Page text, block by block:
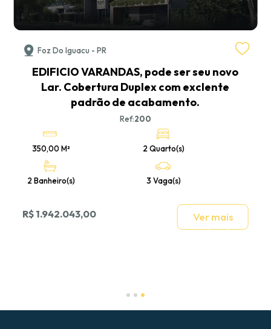
Foz Do Iguacu - PR
EDIFICIO VARANDAS, pode ser seu novo
Lar. Cobertura Duplex com exclente
padrão de acabamento.
Ref:200
350,00 M² 2 Quarto(s)
2 Banheiro(s) 3 Vaga(s)
R$ 1.942.043,00 Ver mais